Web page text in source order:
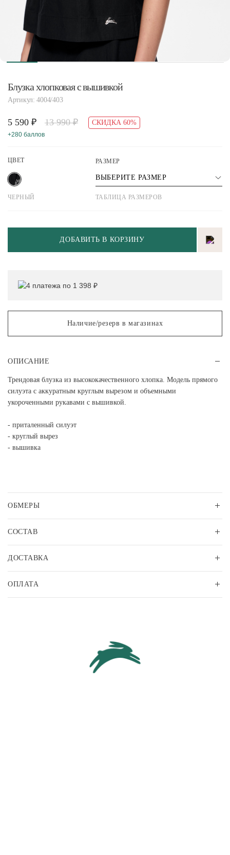
Блузка хлопковая с вышивкой
Артикул: 4004/403
5 590 ₽ 13 990 ₽ СКИДКА 60%
+280 баллов
ЦВЕТ
ЧЕРНЫЙ
РАЗМЕР
ВЫБЕРИТЕ РАЗМЕР
ТАБЛИЦА РАЗМЕРОВ
ДОБАВИТЬ В КОРЗИНУ
4 платежа по 1 398 ₽
Наличие/резерв в магазинах
ОПИСАНИЕ
Трендовая блузка из высококачественного хлопка. Модель прямого
силуэта с аккуратным круглым вырезом и объемными
укороченными рукавами с вышивкой.
- приталенный силуэт
- круглый вырез
- вышивка
ОБМЕРЫ
СОСТАВ
ДОСТАВКА
ОПЛАТА